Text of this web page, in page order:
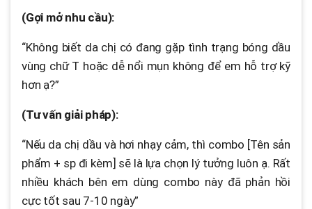
(Gợi mở nhu cầu):
“Không biết da chị có đang gặp tình trạng bóng dầu
vùng chữ T hoặc dễ nổi mụn không để em hỗ trợ kỹ
hơn ạ?”
(Tư vấn giải pháp):
“Nếu da chị dầu và hơi nhạy cảm, thì combo [Tên sản
phẩm + sp đi kèm] sẽ là lựa chọn lý tưởng luôn ạ. Rất
nhiều khách bên em dùng combo này đã phản hồi
cực tốt sau 7-10 ngày”